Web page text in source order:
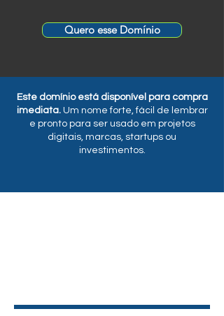
Quero esse Domínio
Este domínio está disponível para compra
imediata. Um nome forte, fácil de lembrar
e pronto para ser usado em projetos
digitais, marcas, startups ou
investimentos.